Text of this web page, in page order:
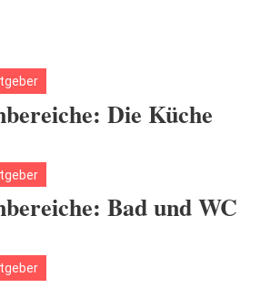
Die Küche
Bad und WC